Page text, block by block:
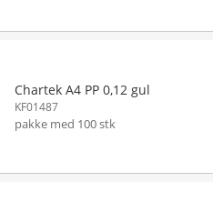
Chartek A4 PP 0,12 gul
KF01487
pakke med 100 stk